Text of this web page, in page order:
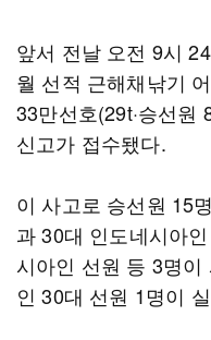
앞서 전날 오전 9시
월 선적 근해채낚기
33만선호(29t·승선원
신고가 접수됐다.
이 사고로 승선원 15
과 30대 인도네시아
시아인 선원 등 3명
인 30대 선원 1명이